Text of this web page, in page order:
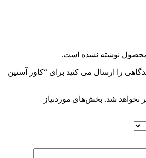
محصول نوشته نشده است.
را ارسال می کنید برای “کاور آستین
نخواهد شد. بخش‌های موردنیاز